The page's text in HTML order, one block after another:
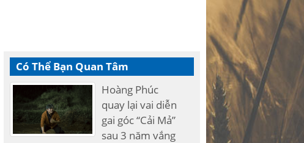
Có Thể Bạn Quan Tâm
Hoàng Phúc
quay lại vai diễn
gai góc “Cải Mả”
sau 3 năm vắng